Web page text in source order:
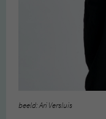
beeld: Ari Versluis